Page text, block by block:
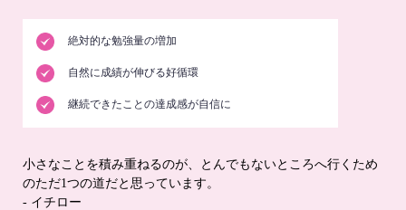
絶対的な勉強量の増加
自然に成績が伸びる好循環
継続できたことの達成感が自信に
小さなことを積み重ねるのが、とんでもないところへ行くため
のただ1つの道だと思っています。
- イチロー